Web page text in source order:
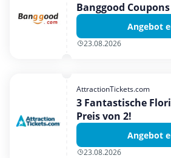
Banggood Coupons
Angebot
23.08.2026
AttractionTickets.com
3 Fantastische
Preis von 2!
Angebot
23.08.2026